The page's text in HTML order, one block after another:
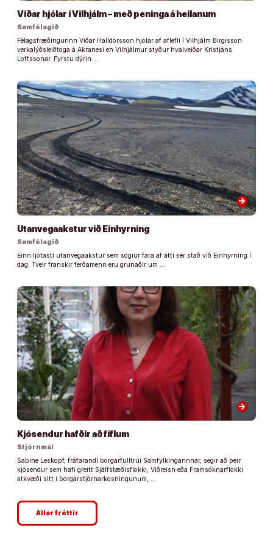
Viðar hjólar í Vilhjálm – með peninga á heilanum
Samfélagið
Félagsfræðingurinn Viðar Halldórsson hjólar af aflefli í Vilhjálm Birgisson
verkalýðsleiðtoga á Akranesi en Vilhjálmur styður hvalveiðar Kristjáns
Loftssonar. Fyrstu dýrin …
arrow_forward
Utanvegaakstur við Einhyrning
Samfélagið
Einn ljótasti utanvegaakstur sem sögiur fara af átti sér stað við Einhyrning í
dag. Tveir franskir ferðamenn eru grunaðir um …
arrow_forward
Kjósendur hafðir að fíflum
Stjórnmál
Sabine Leskopf, fráfarandi borgarfulltrúi Samfylkingarinnar, segir að þeir
kjósendur sem hafi greitt Sjálfstæðisflokki, Viðreisn eða Framsóknarflokki
atkvæði sitt í borgarstjórnarkosningunum, …
Allar fréttir